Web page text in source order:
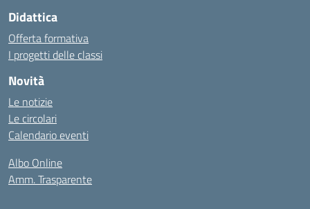
Didattica
Offerta formativa
I progetti delle classi
Novità
Le notizie
Le circolari
Calendario eventi
Albo Online
Amm. Trasparente